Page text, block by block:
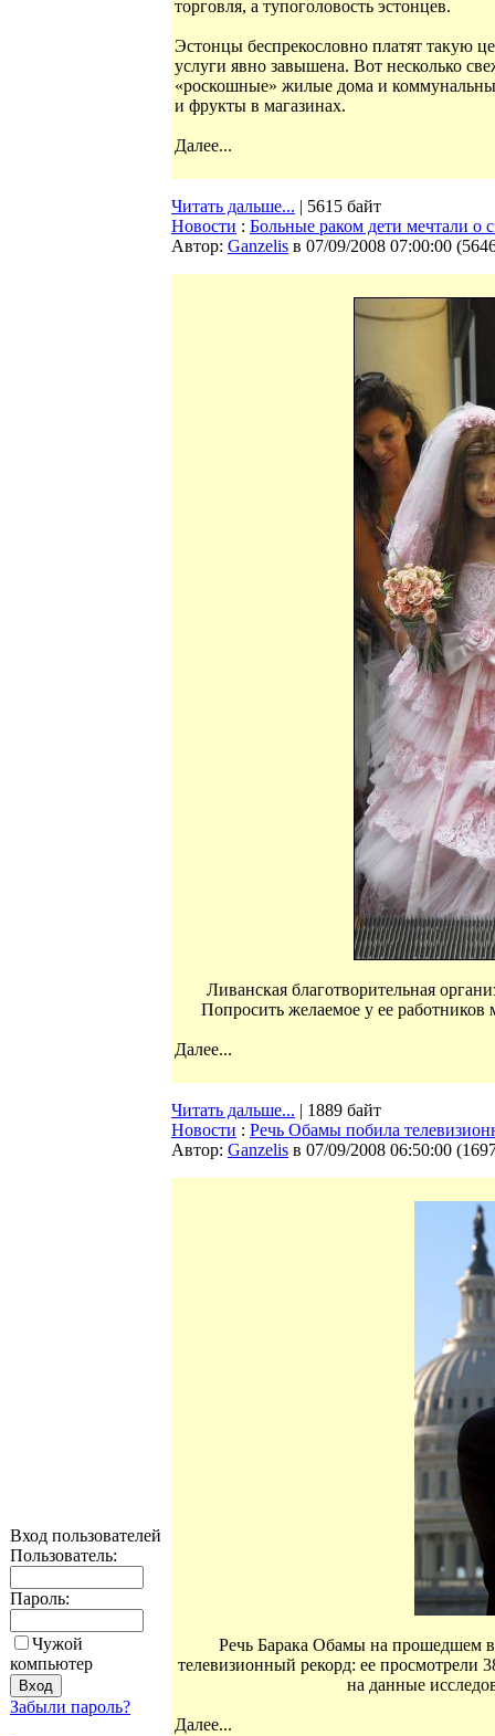
Вход пользователей
Пользователь:
Пароль:
Чужой
компьютер
Забыли пароль?
торговля, а тупоголовость эстонцев.
Эстонцы беспрекословно платят такую
услуги явно завышена. Вот несколько
«роскошные» жилые дома и
и фрукты в магазинах.
Далее...
Читать дальше... | 5615 байт
Новости : Больные раком дети мечтали о
Автор: Ganzelis в 07/09/2008 07:00:00 (
Ливанская благотворительная
Попросить желаемое у ее
Далее...
Читать дальше... | 1889 байт
Новости : Речь Обамы побила
Автор: Ganzelis в 07/09/2008 06:50:00 (
Речь Барака Обамы на прошедшем
телевизионный рекорд: ее просмотрели
на данные
Далее...